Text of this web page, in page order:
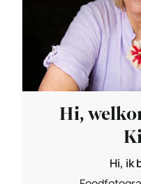
Hi,
Hi, ik